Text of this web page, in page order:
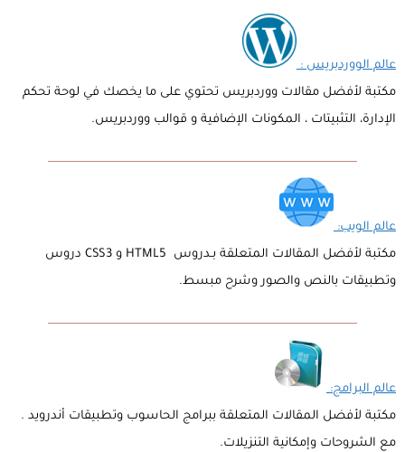
عالم الووردبريس :
مكتبة لأفضل مقالات ووردبريس تحتوي على ما يخصك في لوحة تحكم
الإدارة، التثبيتات ، المكونات الإضافية و قوالب ووردبريس.
عالم الويب:
مكتبة لأفضل المقالات المتعلقة بـدروس HTML5 و CSS3 دروس
وتطبيقات بالنص والصور وشرح مبسط.
عالم البرامج:
مكتبة لأفضل المقالات المتعلقة ببرامج الحاسوب وتطبيقات أندرويد .
مع الشروحات وإمكانية التنزيلات.